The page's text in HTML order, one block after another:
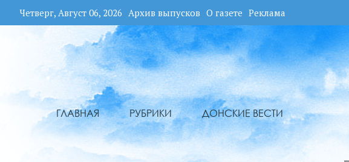
Четверг, Август 06, 2026 Архив выпусков О газете Реклама
ГЛАВНАЯ РУБРИКИ ДОНСКИЕ ВЕСТИ